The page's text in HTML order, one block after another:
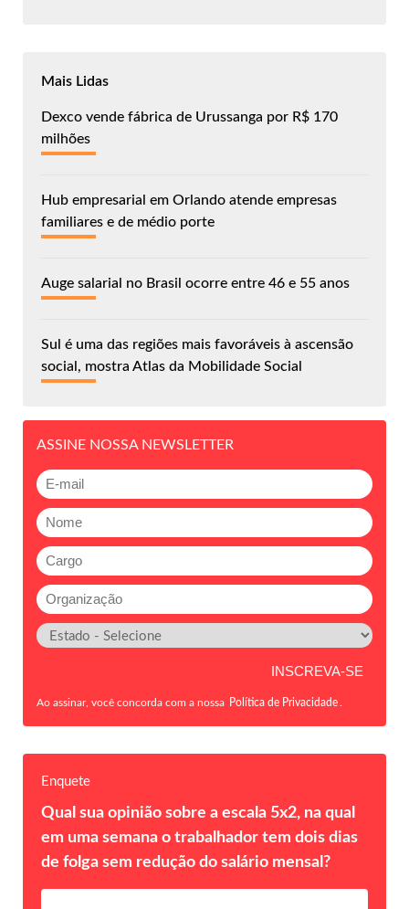
Mais Lidas
Dexco vende fábrica de Urussanga por R$ 170
milhões
Hub empresarial em Orlando atende empresas
familiares e de médio porte
Auge salarial no Brasil ocorre entre 46 e 55 anos
Sul é uma das regiões mais favoráveis à ascensão
social, mostra Atlas da Mobilidade Social
ASSINE NOSSA NEWSLETTER
Ao assinar, você concorda com a nossa Política de Privacidade
Enquete
Qual sua opinião sobre a escala 5x2, na qual
em uma semana o trabalhador tem dois dias
de folga sem redução do salário mensal?